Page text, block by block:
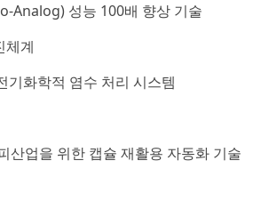
Analog) 성능 100배 향상 기술
체계
기화학적 염수 처리 시스템
산업을 위한 캡슐 재활용 자동화 기술